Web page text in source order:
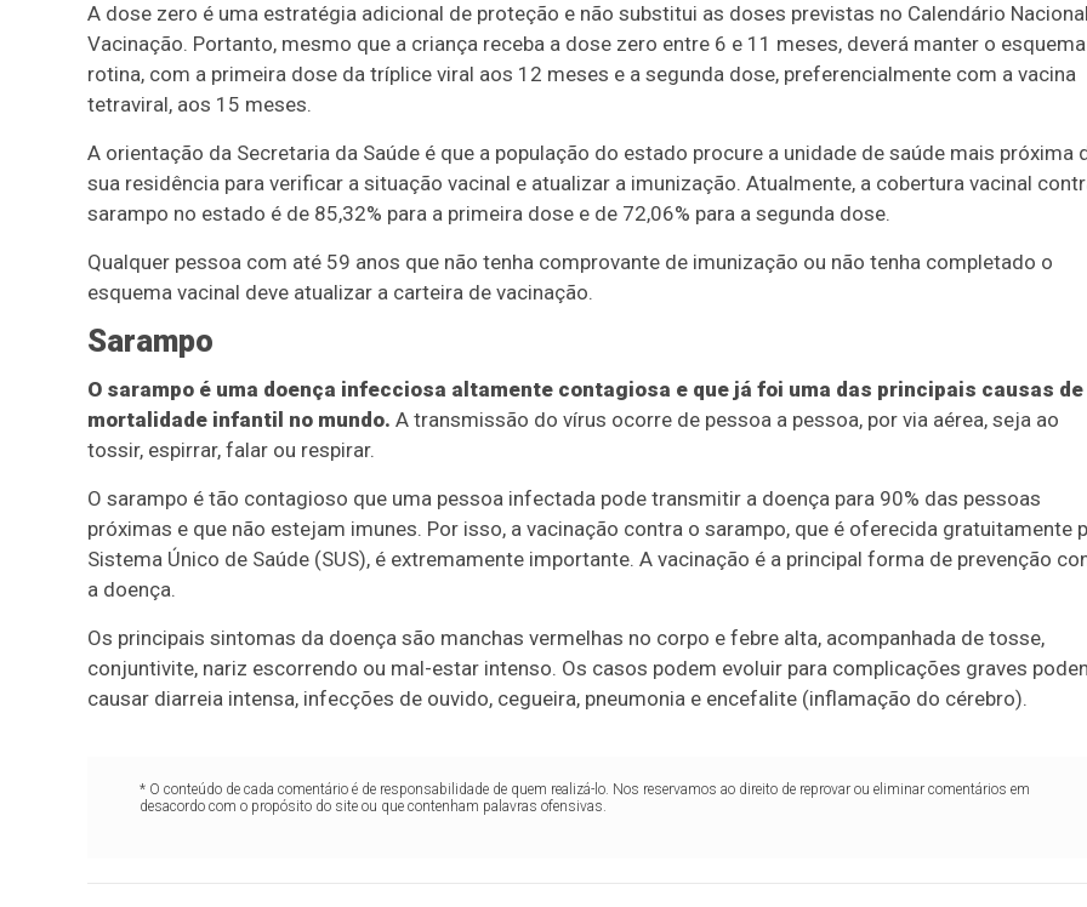
A dose zero é uma estratégia adicional de proteção e não substitui as doses previstas no Calendário
Vacinação. Portanto, mesmo que a criança receba a dose zero entre 6 e 11 meses, deverá manter o
rotina, com a primeira dose da tríplice viral aos 12 meses e a segunda dose, preferencialmente com a vacina
tetraviral, aos 15 meses.
A orientação da Secretaria da Saúde é que a população do estado procure a unidade de saúde mais próxima
sua residência para verificar a situação vacinal e atualizar a imunização. Atualmente, a cobertura vacinal
sarampo no estado é de 85,32% para a primeira dose e de 72,06% para a segunda dose.
Qualquer pessoa com até 59 anos que não tenha comprovante de imunização ou não tenha completado o
esquema vacinal deve atualizar a carteira de vacinação.
Sarampo
O sarampo é uma doença infecciosa altamente contagiosa e que já foi uma das principais causas de
mortalidade infantil no mundo. A transmissão do vírus ocorre de pessoa a pessoa, por via aérea, seja ao
tossir, espirrar, falar ou respirar.
O sarampo é tão contagioso que uma pessoa infectada pode transmitir a doença para 90% das pessoas
próximas e que não estejam imunes. Por isso, a vacinação contra o sarampo, que é oferecida gratuitamente
Sistema Único de Saúde (SUS), é extremamente importante. A vacinação é a principal forma de prevenção
a doença.
Os principais sintomas da doença são manchas vermelhas no corpo e febre alta, acompanhada de tosse,
conjuntivite, nariz escorrendo ou mal-estar intenso. Os casos podem evoluir para complicações graves
causar diarreia intensa, infecções de ouvido, cegueira, pneumonia e encefalite (inflamação do cérebro).
* O conteúdo de cada comentário é de responsabilidade de quem realizá-lo. Nos reservamos ao direito de reprovar ou eliminar comentários em
desacordo com o propósito do site ou que contenham palavras ofensivas.